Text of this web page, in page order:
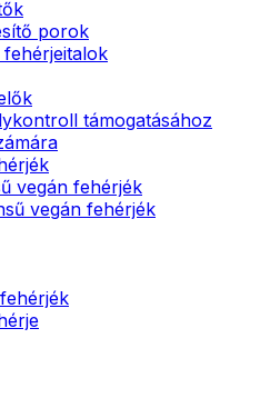
porok
támogatásához
vegán fehérjék
vegán fehérjék